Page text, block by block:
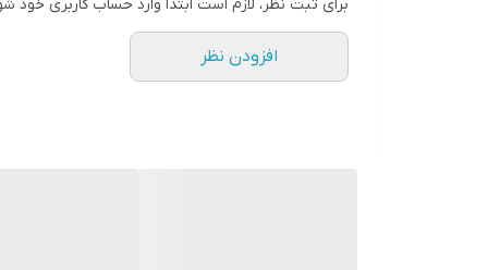
برای ثبت نظر، لازم است ابتدا وارد حساب کاربری خود
افزودن نظر